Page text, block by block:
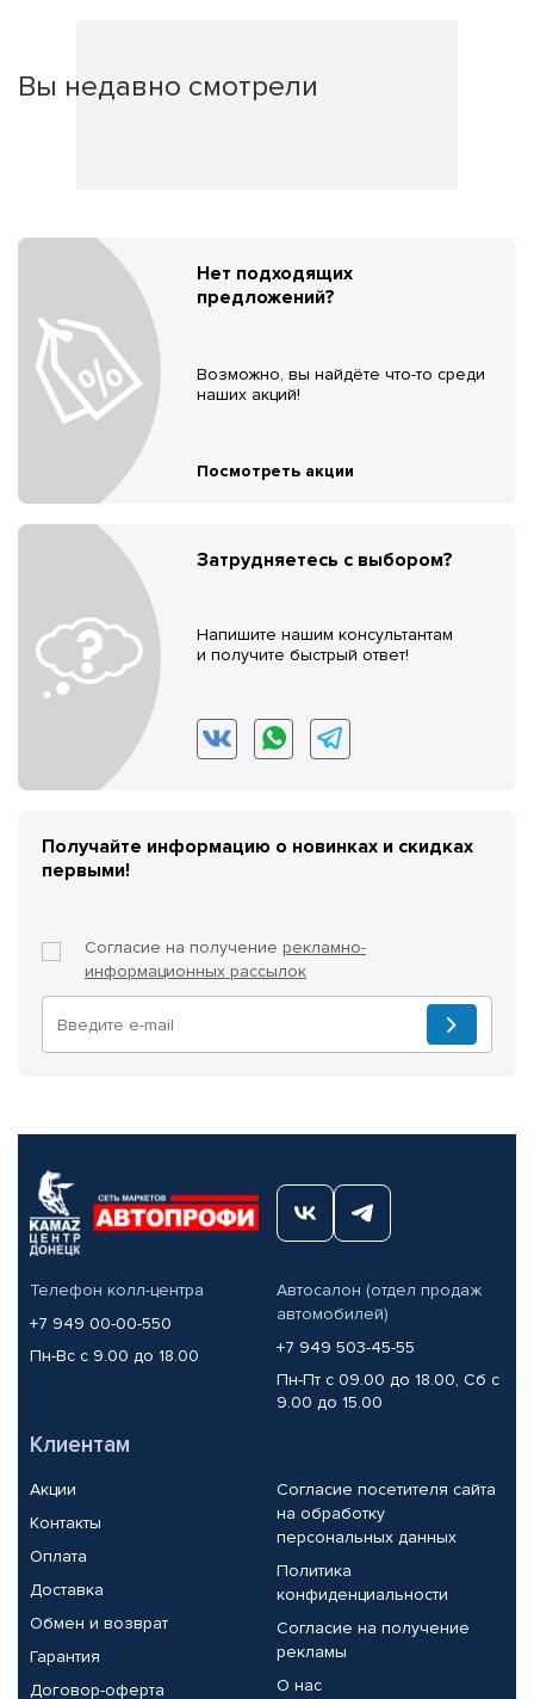
Вы недавно смотрели
Нет подходящих
предложений?
Возможно, вы найдёте что-то среди
наших акций!
Посмотреть акции
Затрудняетесь с выбором?
Напишите нашим консультантам
и получите быстрый ответ!
Получайте информацию о новинках и скидках
первыми!
Согласие на получение рекламно-
информационных рассылок
Телефон колл-центра
+7 949 00-00-550
Пн-Вс с 9.00 до 18.00
Автосалон (отдел продаж
автомобилей)
+7 949 503-45-55
Пн-Пт с 09.00 до 18.00, Сб с
9.00 до 15.00
Клиентам
Акции
Контакты
Оплата
Доставка
Обмен и возврат
Гарантия
Договор-оферта
Согласие посетителя сайта
на обработку
персональных данных
Политика
конфиденциальности
Согласие на получение
рекламы
О нас